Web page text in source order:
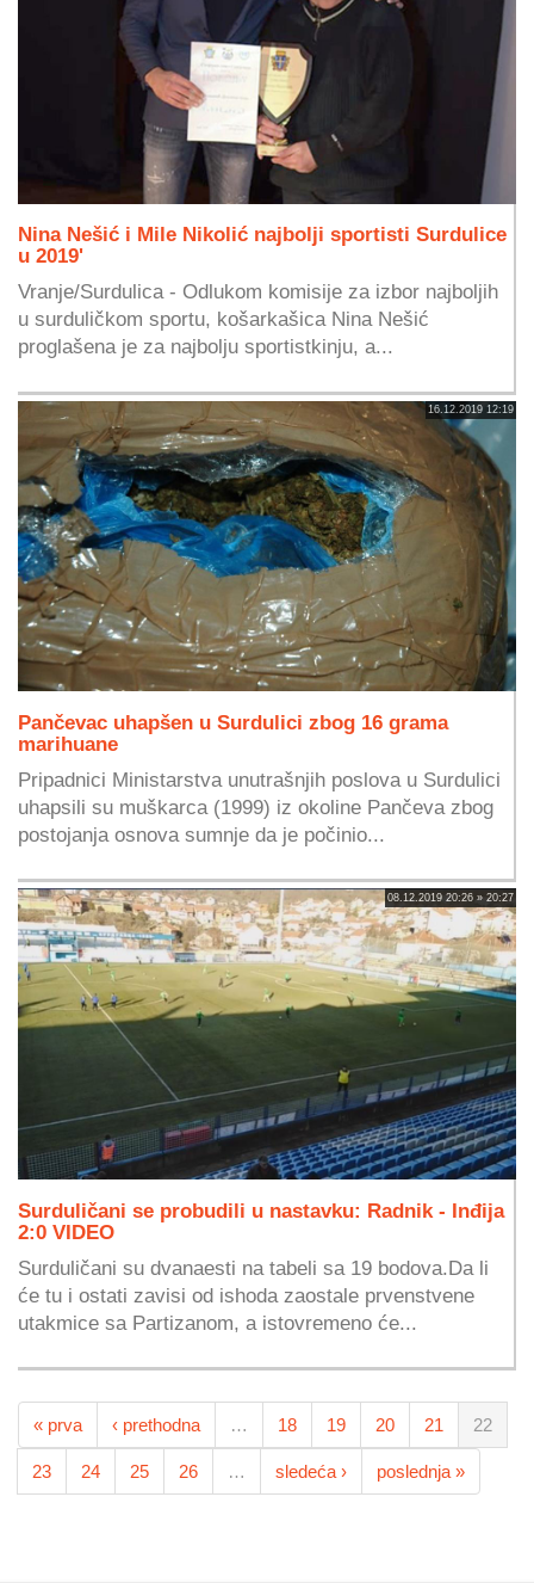
Nina Nešić i Mile Nikolić najbolji sportisti Surdulice
u 2019'
Vranje/Surdulica - Odlukom komisije za izbor najboljih
u surduličkom sportu, košarkašica Nina Nešić
proglašena je za najbolju sportistkinju, a...
16.12.2019 12:19
Pančevac uhapšen u Surdulici zbog 16 grama
marihuane
Pripadnici Ministarstva unutrašnjih poslova u Surdulici
uhapsili su muškarca (1999) iz okoline Pančeva zbog
postojanja osnova sumnje da je počinio...
08.12.2019 20:26 » 20:27
Surduličani se probudili u nastavku: Radnik - Inđija
2:0 VIDEO
Surduličani su dvanaesti na tabeli sa 19 bodova.Da li
će tu i ostati zavisi od ishoda zaostale prvenstvene
utakmice sa Partizanom, a istovremeno će...
« prva ‹ prethodna … 18 19 20 21 22
23 24 25 26 … sledeća › poslednja »